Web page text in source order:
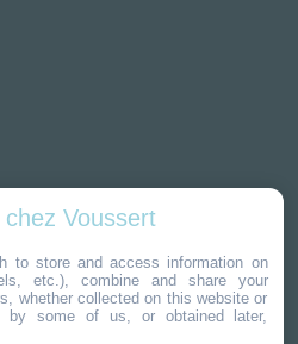
Voussert
to store and access information on
etc.), combine and share your
whether collected on this website or
by some of us, or obtained later,